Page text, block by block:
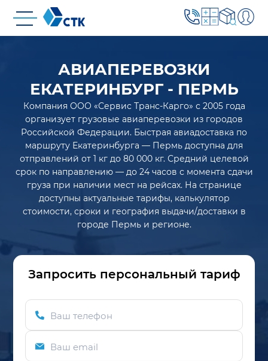
АВИАПЕРЕВОЗКИ
ЕКАТЕРИНБУРГ - ПЕРМЬ
Компания ООО «Сервис Транс-Карго» с 2005 года
организует грузовые авиаперевозки из городов
Российской Федерации. Быстрая авиадоставка по
маршруту Екатеринбурга — Пермь доступна для
отправлений от 1 кг до 80 000 кг. Средний целевой
срок по направлению — до 24 часов с момента сдачи
груза при наличии мест на рейсах. На странице
доступны актуальные тарифы, калькулятор
стоимости, сроки и география выдачи/доставки в
городе Пермь и регионе.
Запросить персональный тариф
Ваш телефон
Ваш email